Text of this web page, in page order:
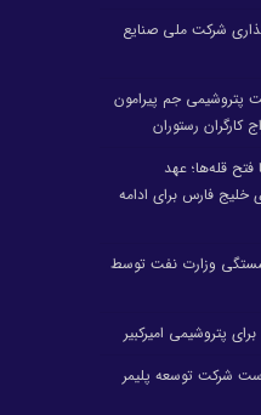
شرکت ملی صنایع
پتروشیمی جم پیرامون
کارگران رستوران
فتح قله‌ها؛ عهد
خلیج فارس برای ادامه
وزارت نفت توسط
پتروشیمی امیرکبیر
شرکت توسعه پلیمر